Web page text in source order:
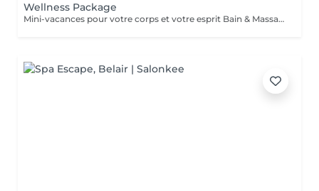
Wellness Package
Mini-vacances pour votre corps et votre esprit Bain & Massage des pieds - Gommage du corps & massage Hot Stone - Soins du visage coup d'éclat